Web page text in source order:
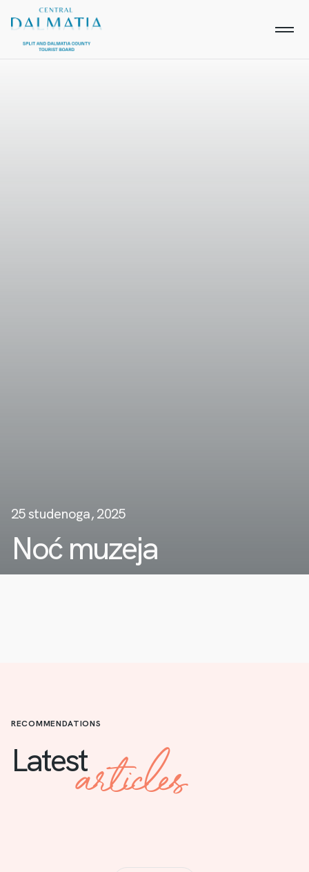
25 studenoga, 2025
Noć muzeja
RECOMMENDATIONS
Latestarticles